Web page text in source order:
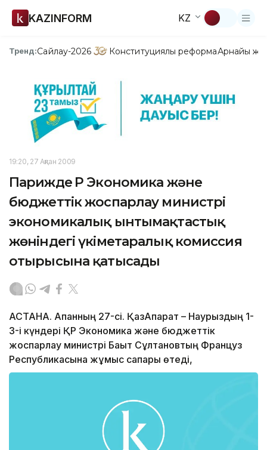
KAZINFORM KZ
Тренд:Сайлау-2026 Конституциялық реформаАрнайы
19:20, 27 Ақпан 2009
Парижде ҚР Экономика және
бюджеттік жоспарлау министрі
экономикалық ынтымақтастық
жөніндегі үкіметаралық комиссия
отырысына қатысады
АСТАНА. Ақпанның 27-сі. ҚазАқпарат – Наурыздың 1-
3-і күндері ҚР Экономика және бюджеттік
жоспарлау министрі Бақыт Сұлтановтың Француз
Республикасына жұмыс сапары өтеді,